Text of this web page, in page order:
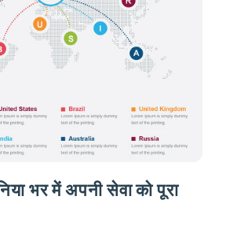
भर में अपनी सेवा को पूरा